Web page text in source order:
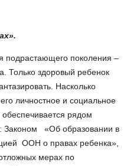
поколения –
Только здоровый ребенок
Насколько
личностное и социальное
обеспечивается рядом
Законом «Об образовании в
ООН о правах ребенка»,
мерах по